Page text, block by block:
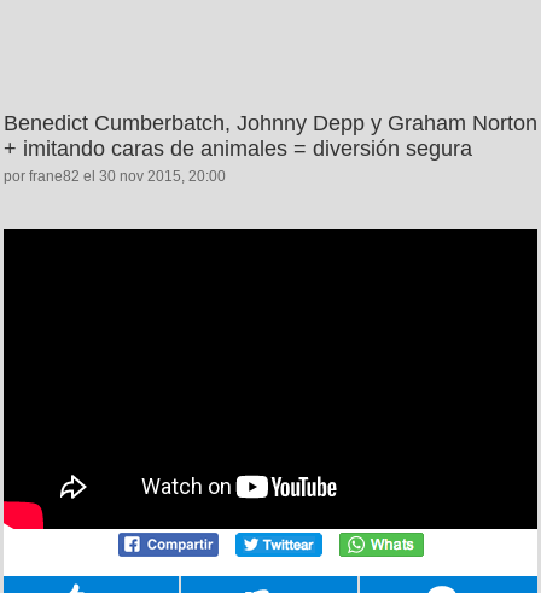
Benedict Cumberbatch, Johnny Depp y Graham Norton
+ imitando caras de animales = diversión segura
por frane82 el 30 nov 2015, 20:00